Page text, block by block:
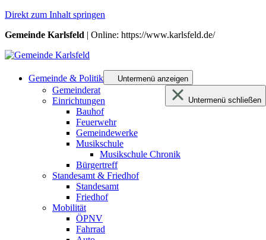
Direkt zum Inhalt springen
Gemeinde Karlsfeld | Online: https://www.karlsfeld.de/
Gemeinde & Politik Untermenü anzeigen
Untermenü schließen
Gemeinderat
Einrichtungen
Bauhof
Feuerwehr
Gemeindewerke
Musikschule
Musikschule Chronik
Bürgertreff
Standesamt & Friedhof
Standesamt
Friedhof
Mobilität
ÖPNV
Fahrrad